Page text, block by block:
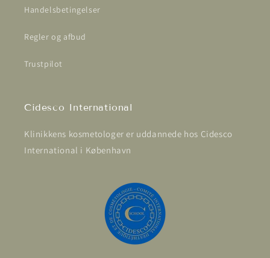
Handelsbetingelser
Regler og afbud
Trustpilot
Cidesco International
Klinikkens kosmetologer er uddannede hos Cidesco
International i København